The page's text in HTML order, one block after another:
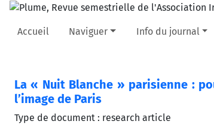
Accueil Naviguer Info du journal
La « Nuit Blanche » parisienne :
l’image de Paris
Type de document : research article